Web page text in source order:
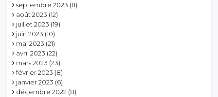
septembre 2023 (11)
août 2023 (12)
juillet 2023 (19)
juin 2023 (10)
mai 2023 (21)
avril 2023 (22)
mars 2023 (23)
février 2023 (8)
janvier 2023 (6)
décembre 2022 (8)